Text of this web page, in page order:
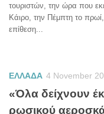
τουριστών, την ώρα που
Κάιρο, την Πέμπτη το
επίθεση...
ΕΛΛΑΔΑ 4 November
«Όλα δείχνουν
ρωσικού